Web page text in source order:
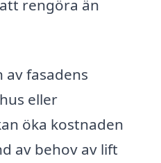
rengöra än
av fasadens
eller
öka kostnaden
av behov av lift